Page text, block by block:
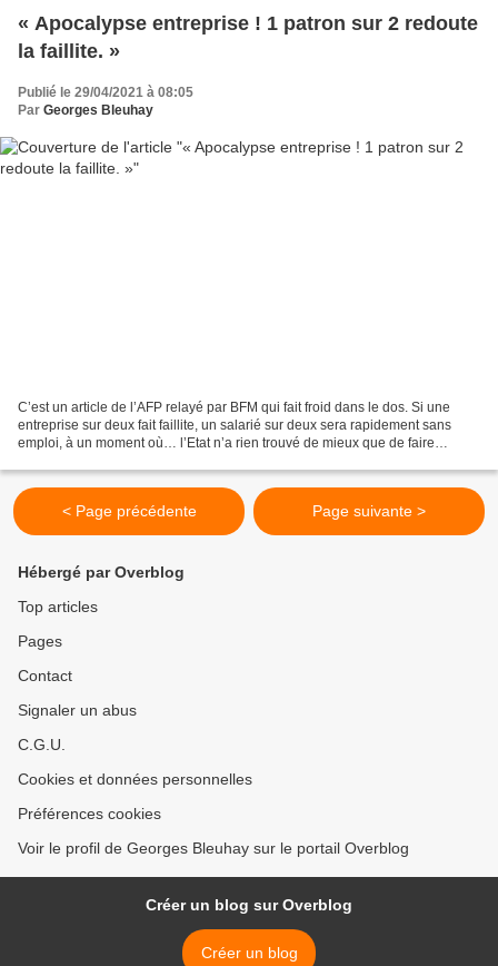
« Apocalypse entreprise ! 1 patron sur 2 redoute
la faillite. »
Publié le 29/04/2021 à 08:05
Par Georges Bleuhay
C’est un article de l’AFP relayé par BFM qui fait froid dans le dos. Si une
entreprise sur deux fait faillite, un salarié sur deux sera rapidement sans
emploi, à un moment où… l’Etat n’a rien trouvé de mieux que de faire
< Page précédente Page suivante >
Hébergé par Overblog
Top articles
Pages
Contact
Signaler un abus
C.G.U.
Cookies et données personnelles
Préférences cookies
Voir le profil de Georges Bleuhay sur le portail Overblog
Créer un blog sur Overblog
Créer un blog